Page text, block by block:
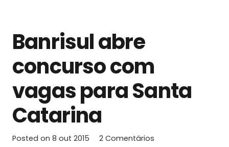
Banrisul abre
concurso com
vagas para Santa
Catarina
Posted on 8 out 2015 2Comentários